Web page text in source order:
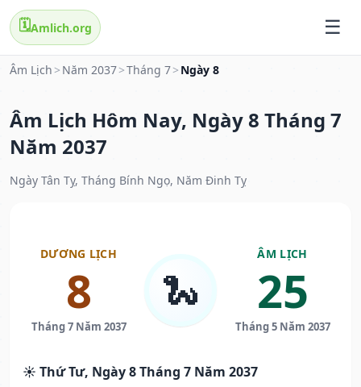
🗓️Amlich.org
Âm Lịch > Năm 2037>Tháng 7> Ngày 8
Âm Lịch Hôm Nay, Ngày 8 Tháng 7
Năm 2037
Ngày Tân Tỵ, Tháng Bính Ngọ, Năm Đinh Tỵ
DƯƠNG LỊCH
8
Tháng 7 Năm 2037
🐍
ÂM LỊCH
25
Tháng 5 Năm 2037
☀️ Thứ Tư, Ngày 8 Tháng 7 Năm 2037